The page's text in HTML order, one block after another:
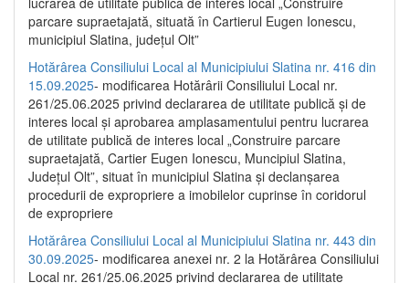
parcare supraetajată, situată în Cartierul Eugen Ionescu,
municipiul Slatina, județul Olt”
Hotărârea Consiliului Local al Municipiului Slatina nr. 416 din
15.09.2025- modificarea Hotărârii Consiliului Local nr.
261/25.06.2025 privind declararea de utilitate publică și de
interes local și aprobarea amplasamentului pentru lucrarea
de utilitate publică de interes local „Construire parcare
supraetajată, Cartier Eugen Ionescu, Muncipiul Slatina,
Județul Olt”, situat în municipiul Slatina și declanșarea
procedurii de expropriere a imobilelor cuprinse în coridorul
de expropriere
Hotărârea Consiliului Local al Municipiului Slatina nr. 443 din
30.09.2025- modificarea anexei nr. 2 la Hotărârea Consiliului
Local nr. 261/25.06.2025 privind declararea de utilitate